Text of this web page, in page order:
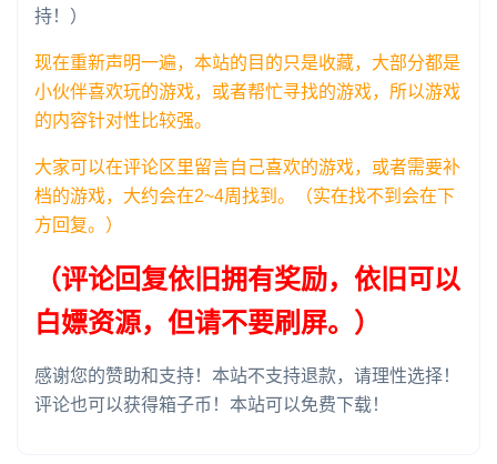
持！）
现在重新声明一遍，本站的目的只是收藏，大部分都是
小伙伴喜欢玩的游戏，或者帮忙寻找的游戏，所以游戏
的内容针对性比较强。
大家可以在评论区里留言自己喜欢的游戏，或者需要补
档的游戏，大约会在2~4周找到。（实在找不到会在下
方回复。）
（评论回复依旧拥有奖励，依旧可以
白嫖资源，但请不要刷屏。）
感谢您的赞助和支持！本站不支持退款，请理性选择！
评论也可以获得箱子币！本站可以免费下载！